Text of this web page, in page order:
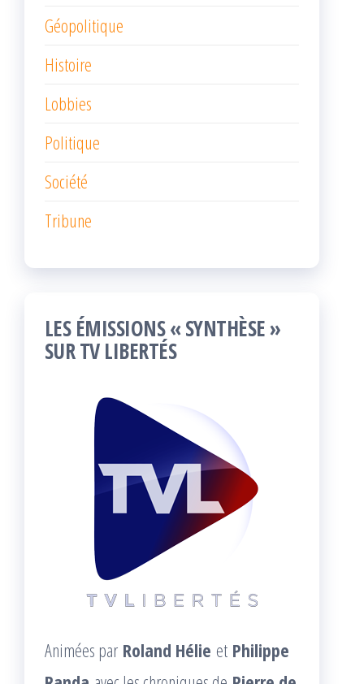
Géopolitique
Histoire
Lobbies
Politique
Société
Tribune
LES ÉMISSIONS « SYNTHÈSE »
SUR TV LIBERTÉS
Animées par Roland Hélie et Philippe